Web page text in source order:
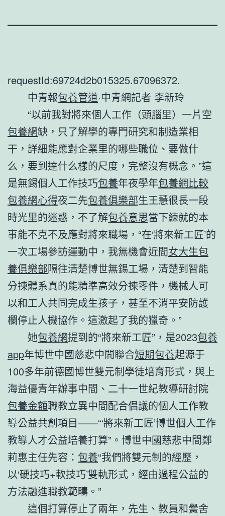
requestId:69724d2b015325.67096372.
中青報包養管道·中青網記者 李新玲
“以前我對將來個人工作（頭腦里）一片空
包養網缺，只了解學的專門研究和制造業相
干，詳細能應對企業里的哪些職位、要做什
么，要到達什么樣的尺度，完整沒有概念。”這
是無錫個人工作技巧包養年夜學年包養網比較
包養網心得夜二先包養俱樂部生王慧很長一段
時光里的迷惑，不了解包養意思當下練就的本
事能不克不及應對將來職場，“在‘將來新工匠’的
一次工場參訪運動中，我無機會近間女大生包
養俱樂部隔往清楚博世無錫工場，清楚到智能
分揀體系真的能精準高效分揀零件，機械人可
以和工人共同完成生孩子，甚至不消平安防護
欄停止人機協作。這激起了我的獵奇。”
她包養網提到的“將來新工匠”，是2023包養
app年博世中國慈悲中間聯合短期包養起源于
100多年前德國博世雙元制學徒培育形式，與上
海益優青年辦事中間、二十一世紀教導研討院
包養金額職教立異中間配合倡議的個人工作教
導公益共創項目——“‘將來新工匠’博世個人工作
教導人才公益培養打算”。博世中國慈悲中間鄭
莉惠主任先容： 包養“我們將雙元制的經歷，
以‘硬技巧+軟技巧’雙軌形式，經由過程公益的
方法融進職教範疇。”
這個打算停止了兩年，先生、教員和黌舍